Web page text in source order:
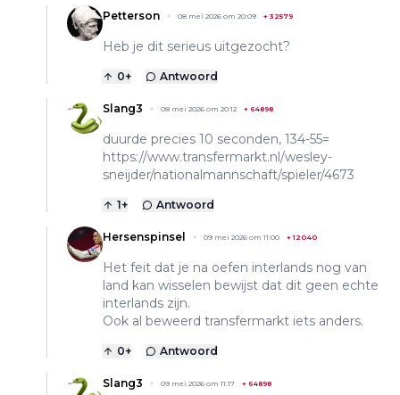
Petterson 08 mei 2026 om 20:09 + 32579
Heb je dit serieus uitgezocht?
0+ Antwoord
Slang3 08 mei 2026 om 20:12 + 64898
duurde precies 10 seconden, 134-55=
https://www.transfermarkt.nl/wesley-
sneijder/nationalmannschaft/spieler/4673
1+ Antwoord
Hersenspinsel 09 mei 2026 om 11:00 +12040
Het feit dat je na oefen interlands nog van
land kan wisselen bewijst dat dit geen echte
interlands zijn.
Ook al beweerd transfermarkt iets anders.
0+ Antwoord
Slang3 09 mei 2026 om 11:17 + 64898